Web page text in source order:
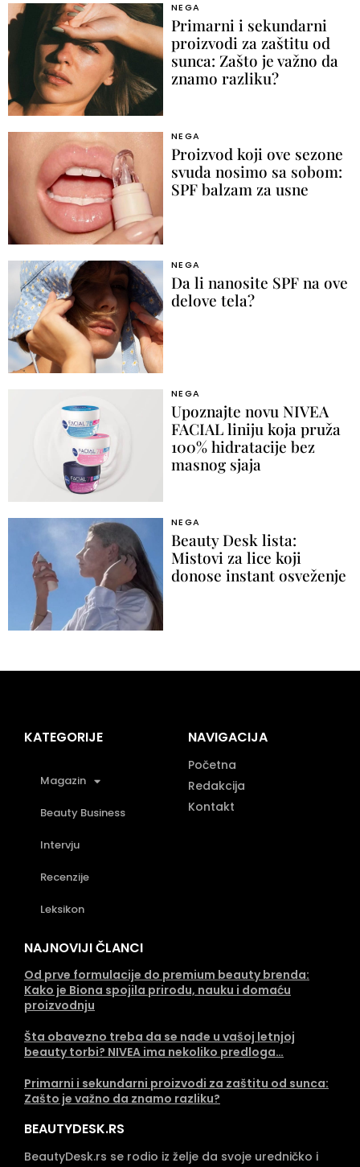
NEGA
Primarni i sekundarni
proizvodi za zaštitu od
sunca: Zašto je važno da
znamo razliku?
NEGA
Proizvod koji ove sezone
svuda nosimo sa sobom:
SPF balzam za usne
NEGA
Da li nanosite SPF na ove
delove tela?
NEGA
Upoznajte novu NIVEA
FACIAL liniju koja pruža
100% hidratacije bez
masnog sjaja
NEGA
Beauty Desk lista:
Mistovi za lice koji
donose instant osveženje
KATEGORIJE
Magazin
Beauty Business
Intervju
Recenzije
Leksikon
NAVIGACIJA
Početna
Redakcija
Kontakt
NAJNOVIJI ČLANCI
Od prve formulacije do premium beauty brenda:
Kako je Biona spojila prirodu, nauku i domaću
proizvodnju
Šta obavezno treba da se nađe u vašoj letnjoj
beauty torbi? NIVEA ima nekoliko predloga…
Primarni i sekundarni proizvodi za zaštitu od sunca:
Zašto je važno da znamo razliku?
BEAUTYDESK.RS
BeautyDesk.rs se rodio iz želje da svoje uredničko i